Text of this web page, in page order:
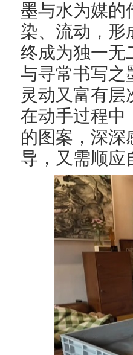
墨与水为媒的
染、流动，形
终成为独一无
与寻常书写之
灵动又富有层
在动手过程中
的图案，深深
导，又需顺应